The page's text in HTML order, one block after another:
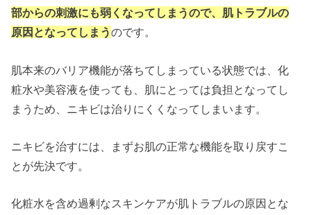
部からの刺激にも弱くなってしまうので、肌トラブルの
原因となってしまうのです。
肌本来のバリア機能が落ちてしまっている状態では、化
粧水や美容液を使っても、肌にとっては負担となってし
まうため、ニキビは治りにくくなってしまいます。
ニキビを治すには、まずお肌の正常な機能を取り戻すこ
とが先決です。
化粧水を含め過剰なスキンケアが肌トラブルの原因とな